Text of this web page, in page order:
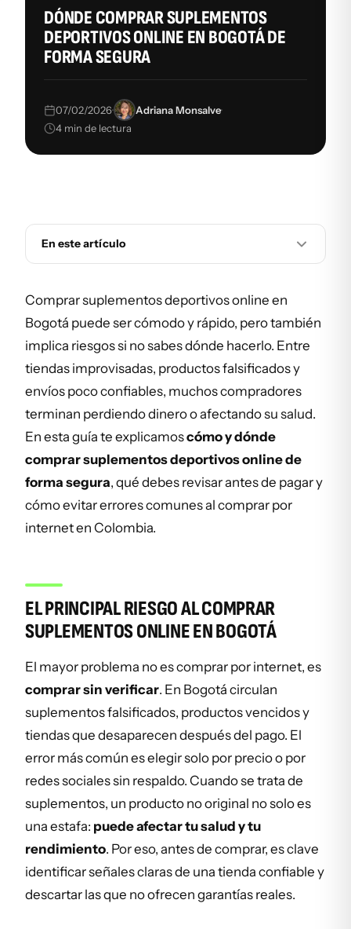
DÓNDE COMPRAR SUPLEMENTOS
DEPORTIVOS ONLINE EN BOGOTÁ DE
FORMA SEGURA
07/02/2026· Adriana Monsalve·
4 min de lectura
En este artículo
Comprar suplementos deportivos online en
Bogotá puede ser cómodo y rápido, pero también
implica riesgos si no sabes dónde hacerlo. Entre
tiendas improvisadas, productos falsificados y
envíos poco confiables, muchos compradores
terminan perdiendo dinero o afectando su salud.
En esta guía te explicamoscómo y dónde
comprar suplementos deportivos online de
forma segura, qué debes revisar antes de pagar y
cómo evitar errores comunes al comprar por
internet en Colombia.
EL PRINCIPAL RIESGO AL COMPRAR
SUPLEMENTOS ONLINE EN BOGOTÁ
El mayor problema no es comprar por internet, es
comprar sin verificar. En Bogotá circulan
suplementos falsificados, productos vencidos y
tiendas que desaparecen después del pago. El
error más común es elegir solo por precio o por
redes sociales sin respaldo. Cuando se trata de
suplementos, un producto no original no solo es
una estafa: puede afectar tu salud y tu
rendimiento. Por eso, antes de comprar, es clave
identificar señales claras de una tienda confiable y
descartar las que no ofrecen garantías reales.